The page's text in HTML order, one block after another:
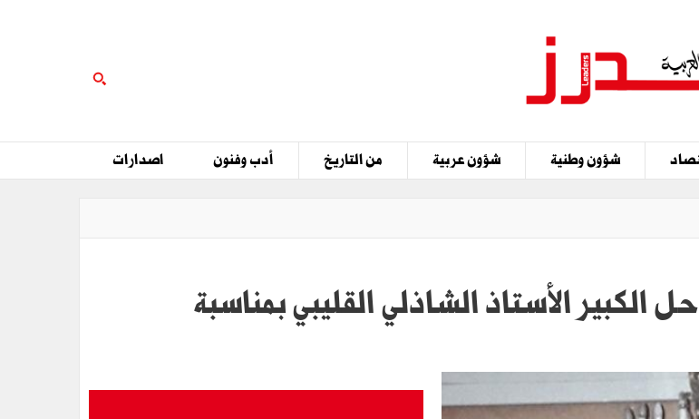
شؤون وطنية شؤون عربية من التاريخ أدب وفنون اصدارات
الكبير الأستاذ الشاذلي القليبي بمناسبة